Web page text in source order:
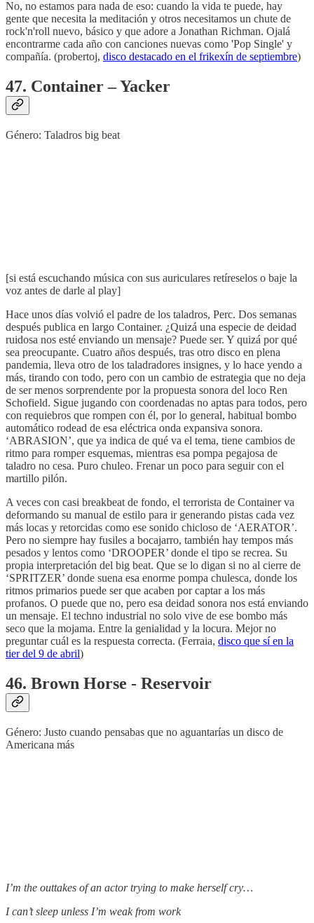
No, no estamos para nada de eso: cuando la vida te puede, hay
gente que necesita la meditación y otros necesitamos un chute de
rock'n'roll nuevo, básico y que adore a Jonathan Richman. Ojalá
encontrarme cada año con canciones nuevas como 'Pop Single' y
compañía. (probertoj, disco destacado en el frikexín de septiembre)
47. Container – Yacker
Género: Taladros big beat
[si está escuchando música con sus auriculares retíreselos o baje la
voz antes de darle al play]
Hace unos días volvió el padre de los taladros, Perc. Dos semanas
después publica en largo Container. ¿Quizá una especie de deidad
ruidosa nos esté enviando un mensaje? Puede ser. Y quizá por qué
sea preocupante. Cuatro años después, tras otro disco en plena
pandemia, lleva otro de los taladradores insignes, y lo hace yendo a
más, tirando con todo, pero con un cambio de estrategia que no deja
de ser menos sorprendente por la propuesta sonora del loco Ren
Schofield. Sigue jugando con coordenadas no aptas para todos, pero
con requiebros que rompen con él, por lo general, habitual bombo
automático rodead de esa eléctrica onda expansiva sonora.
‘ABRASION’, que ya indica de qué va el tema, tiene cambios de
ritmo para romper esquemas, mientras esa pompa pegajosa de
taladro no cesa. Puro chuleo. Frenar un poco para seguir con el
martillo pilón.
A veces con casi breakbeat de fondo, el terrorista de Container va
deformando su manual de estilo para ir generando pistas cada vez
más locas y retorcidas como ese sonido chicloso de ‘AERATOR’.
Pero no siempre hay fusiles a bocajarro, también hay tempos más
pesados y lentos como ‘DROOPER’ donde el tipo se recrea. Su
propia interpretación del big beat. Que se lo digan si no al cierre de
‘SPRITZER’ donde suena esa enorme pompa chulesca, donde los
ritmos primarios puede ser que acaben por captar a los más
profanos. O puede que no, pero esa deidad sonora nos está enviando
un mensaje. El techno industrial no solo vive de ese bombo más
seco que la mojama. Entre la genialidad y la locura. Mejor no
preguntar cuál es la respuesta correcta. (Ferraia, disco que sí en la
tier del 9 de abril)
46. Brown Horse - Reservoir
Género: Justo cuando pensabas que no aguantarías un disco de
Americana más
I’m the outtakes of an actor trying to make herself cry…
I can’t sleep unless I’m weak from work